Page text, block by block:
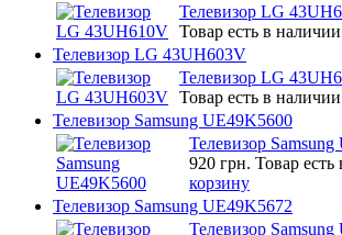
Телевизор LG
Товар есть в наличии
Телевизор LG 43UH603V
Телевизор LG
Товар есть в наличии
Телевизор Samsung UE49K5600
Телевизор
920 грн. Товар
корзину
Телевизор Samsung UE49K5672
Телевизор